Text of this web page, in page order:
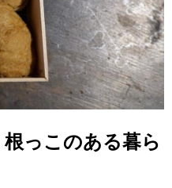
根っこのある暮ら